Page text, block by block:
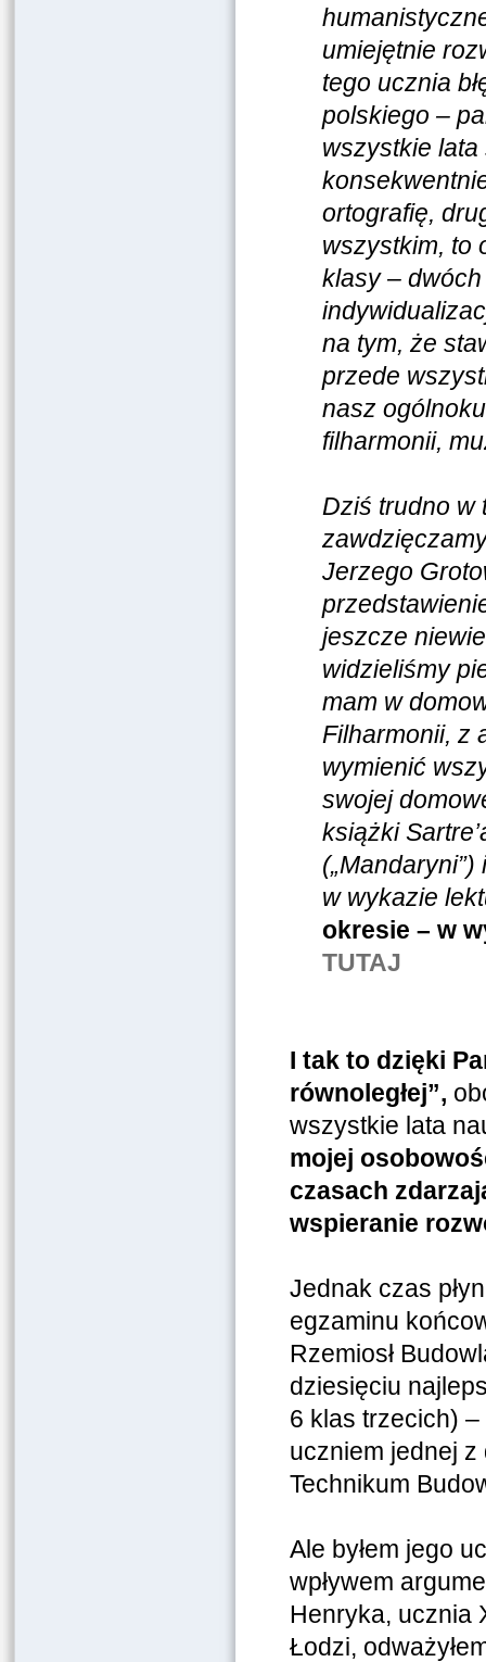
umiejętnie
tego ucznia
polskiego –
wszystkie lata
ortografię,
wszystkim, to
klasy –
na tym, że
przede
nasz
filharmonii,
Dziś trudno w
Jerzego
jeszcze
widzieliśmy
mam w
Filharmonii, z
wymienić
swojej
książki
w wykazie
okresie – w
TUTAJ
I tak to dzięki
równoległej”,
wszystkie lata
mojej
czasach
wspieranie
Jednak czas
egzaminu
Rzemiosł
dziesięciu
6 klas trzecich)
uczniem jednej
Technikum
Ale byłem jego
wpływem
Henryka, ucznia
Łodzi,